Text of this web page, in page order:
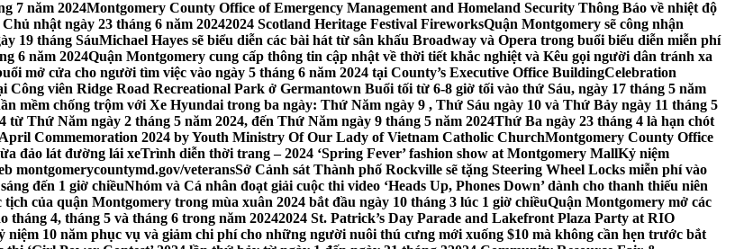
7 năm 2024Montgomery County Office of Emergency Management and Homeland Security Thông Báo về nhiệt độ
nhật ngày 23 tháng 6 năm 20242024 Scotland Heritage Festival FireworksQuận Montgomery sẽ công nhận
19 tháng SáuMichael Hayes sẽ biểu diễn các bài hát từ sân khấu Broadway và Opera trong buổi biểu diễn miễn phí
6 năm 2024Quận Montgomery cung cấp thông tin cập nhật về thời tiết khắc nghiệt và Kêu gọi người dân tránh xa
mở cửa cho người tìm việc vào ngày 5 tháng 6 năm 2024 tại County’s Executive Office BuildingCelebration
Công viên Ridge Road Recreational Park ở Germantown Buổi tối từ 6-8 giờ tối vào thứ Sáu, ngày 17 tháng 5 năm
mềm chống trộm với Xe Hyundai trong ba ngày: Thứ Năm ngày 9 , Thứ Sáu ngày 10 và Thứ Bảy ngày 11 tháng 5
Thứ Năm ngày 2 tháng 5 năm 2024, đến Thứ Năm ngày 9 tháng 5 năm 2024Thứ Ba ngày 23 tháng 4 là hạn chót
Commemoration 2024 by Youth Ministry Of Our Lady of Vietnam Catholic ChurchMontgomery County Office
đảo lát đường lái xeTrình diễn thời trang – 2024 ‘Spring Fever’ fashion show at Montgomery MallKỷ niệm
montgomerycountymd.gov/veteransSở Cảnh sát Thành phố Rockville sẽ tặng Steering Wheel Locks miễn phí vào
đến 1 giờ chiềuNhóm và Cá nhân đoạt giải cuộc thi video ‘Heads Up, Phones Down’ dành cho thanh thiếu niên
của quận Montgomery trong mùa xuân 2024 bắt đầu ngày 10 tháng 3 lúc 1 giờ chiềuQuận Montgomery mở các
tháng 4, tháng 5 và tháng 6 trong năm 20242024 St. Patrick’s Day Parade and Lakefront Plaza Party at RIO
10 năm phục vụ và giảm chi phí cho những người nuôi thú cưng mới xuống $10 mà không cần hẹn trước bắt